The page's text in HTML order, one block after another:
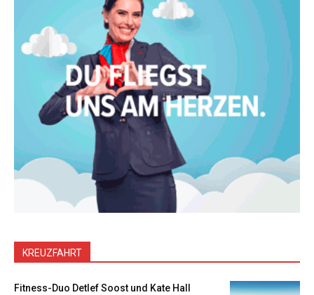
KREUZFAHRT
Fitness-Duo Detlef Soost und Kate Hall